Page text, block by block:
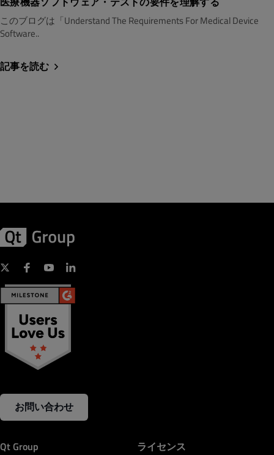
このブログは「Understand The Requirements For Medical Device
Software..
記事を読む
お問い合わせ
Qt Group ライセンス